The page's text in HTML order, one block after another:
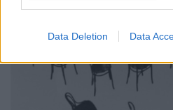
Data Deletion Data